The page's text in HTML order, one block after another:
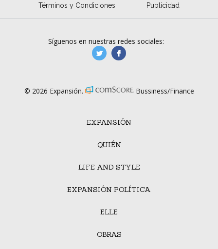
Términos y Condiciones Publicidad
EXPANSIÓN
QUIÉN
LIFE AND STYLE
EXPANSIÓN POLÍTICA
ELLE
OBRAS
Síguenos en nuestras redes sociales:
manufacturaGE
© 2026 Expansión. Bussiness/Finance